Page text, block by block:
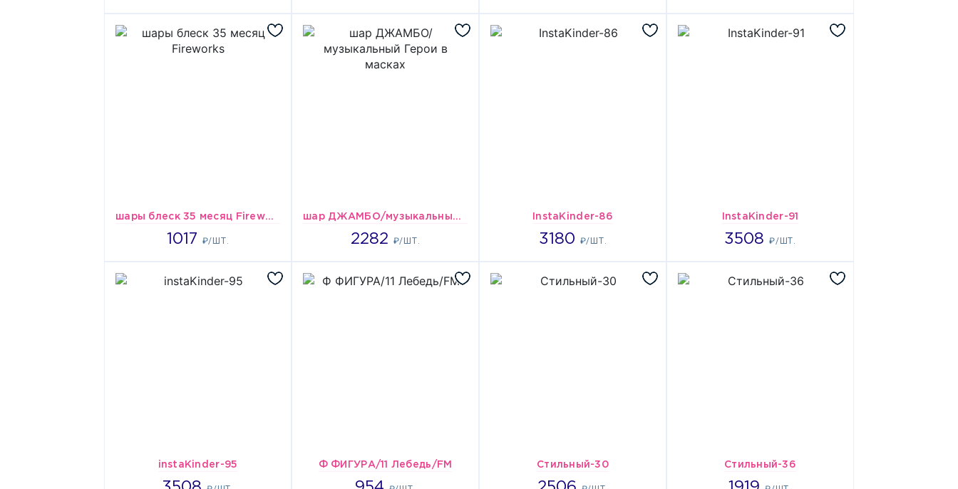
шары блеск 35 месяц Fireworks
1017 ₽/ШТ.
1017 шар ДЖАМБО/музыкальный Герои в масках
2282 ₽/ШТ.
2282 InstaKinder-86
3180 ₽/ШТ.
3180 InstaKinder-91
3508₽/ШТ.
3508
instaKinder-95
3508 Ф ФИГУРА/11 Лебедь/FM
954 Стильный-30
2506 Стильный-36
1919